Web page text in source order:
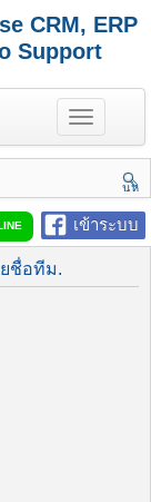
CRM, ERP
Support
T
o
g
e
n
a
v
g
นห
า
เข้าระบบ
ชื่อทีม.